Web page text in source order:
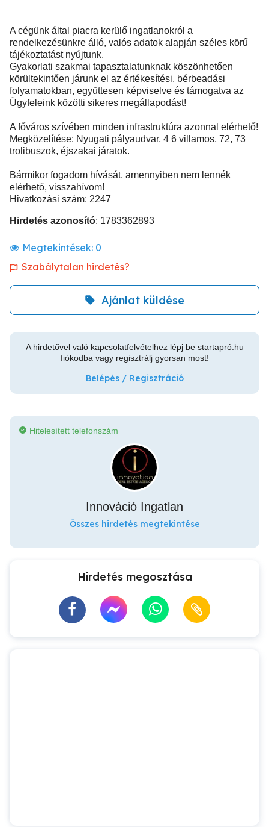
A cégünk által piacra kerülő ingatlanokról a
rendelkezésünkre álló, valós adatok alapján széles körű
tájékoztatást nyújtunk.
Gyakorlati szakmai tapasztalatunknak köszönhetően
körültekintően járunk el az értékesítési, bérbeadási
folyamatokban, együttesen képviselve és támogatva az
Ügyfeleink közötti sikeres megállapodást!
A főváros szívében minden infrastruktúra azonnal elérhető!
Megközelítése: Nyugati pályaudvar, 4 6 villamos, 72, 73
trolibuszok, éjszakai járatok.
Bármikor fogadom hívását, amennyiben nem lennék
elérhető, visszahívom!
Hivatkozási szám: 2247
Hirdetés azonosító: 1783362893
Megtekintések: 0
Szabálytalan hirdetés?
Ajánlat küldése
A hirdetővel való kapcsolatfelvételhez lépj be startapró.hu
fiókodba vagy regisztrálj gyorsan most!
Belépés / Regisztráció
Hitelesített telefonszám
Innováció Ingatlan
Összes hirdetés megtekintése
Hirdetés megosztása